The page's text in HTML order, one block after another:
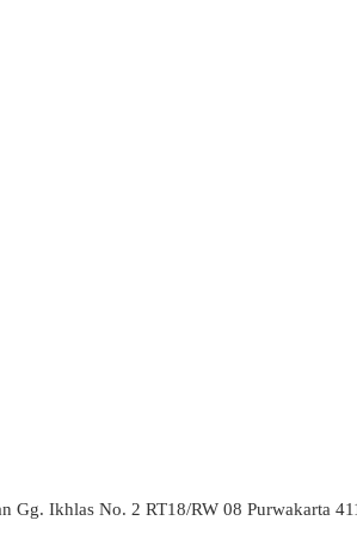
Gg. Ikhlas No. 2 RT18/RW 08 Purwakarta